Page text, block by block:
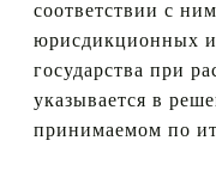
соответствии с
юрисдикционных
государства при
указывается в
принимаемом по